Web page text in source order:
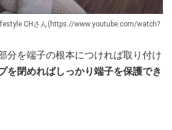
CHさん(https://www.youtube.com/watch?
分を端子の根本につければ取り付け
を閉めればしっかり端子を保護でき